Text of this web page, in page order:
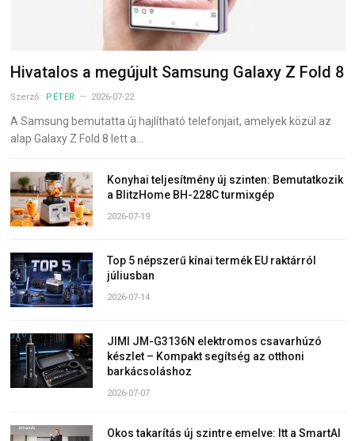
Hivatalos a megújult Samsung Galaxy Z Fold 8
Szerző: PÉTER 2026-07-22
A Samsung bemutatta új hajlítható telefonjait, amelyek közül az
alap Galaxy Z Fold 8 lett a…
Konyhai teljesítmény új szinten: Bemutatkozik
a BlitzHome BH-228C turmixgép
2026-07-19
Top 5 népszerű kínai termék EU raktárról
júliusban
2026-07-14
JIMI JM-G3136N elektromos csavarhúzó
készlet – Kompakt segítség az otthoni
barkácsoláshoz
2026-07-07
Okos takarítás új szintre emelve: Itt a SmartAI